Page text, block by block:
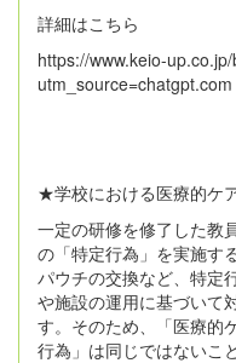
詳細はこちら
https://www.keio-
utm_source=chatgpt.com
★学校における医療的ケ
一定の研修を修了した教
の「特定行為」を実施す
パウチの交換など、特定
や施設の運用に基づいて
す。そのため、「医療的
行為」は同じではないこ